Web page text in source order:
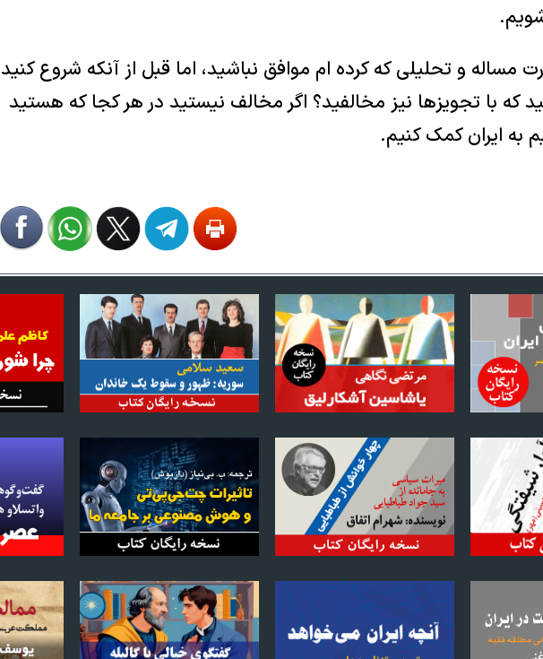
و تحلیلی که کرده ام موافق نباشید، اما قبل از آنکه شروع کنید
که با تجویزها نیز مخالفید؟ اگر مخالف نیستید در هر کجا که هستید
به ایران کمک کنیم.